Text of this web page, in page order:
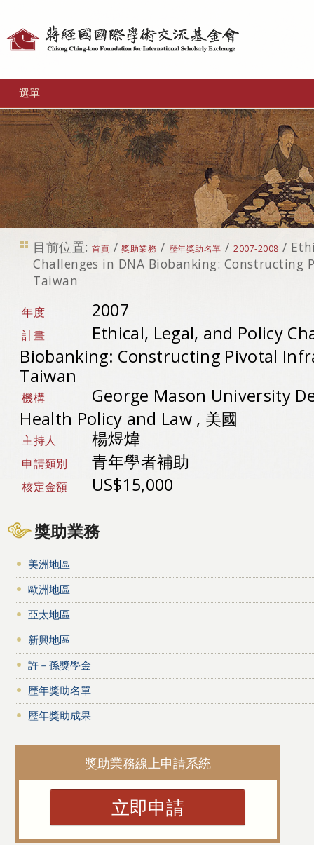
選單
目前位置: 首頁 /獎助業務 / 歷年獎助名單 /2007-2008 /
Challenges in DNA Biobanking:
Taiwan
年度 2007
計畫
Ethical, Legal, and Policy
Biobanking: Constructing Pivotal
Taiwan
機構
George Mason University
Health Policy and Law , 美國
主持人 楊煜煒
申請類別 青年學者補助
核定金額 US$15,000
獎助業務
美洲地區
歐洲地區
亞太地區
新興地區
許－孫獎學金
歷年獎助名單
歷年獎助成果
獎助業務線上申請系統
立即申請